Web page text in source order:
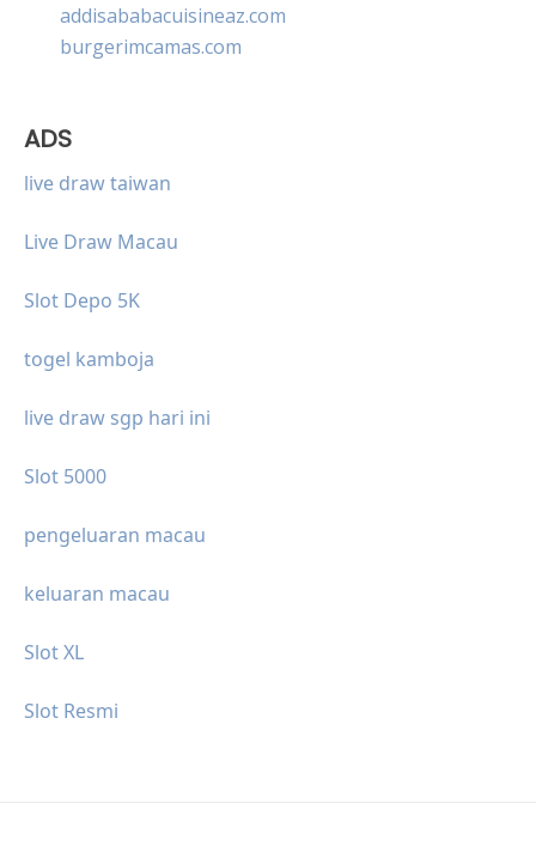
addisababacuisineaz.com
burgerimcamas.com
ADS
live draw taiwan
Live Draw Macau
Slot Depo 5K
togel kamboja
live draw sgp hari ini
Slot 5000
pengeluaran macau
keluaran macau
Slot XL
Slot Resmi